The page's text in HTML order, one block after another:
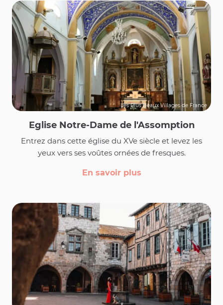
Les Plus Beaux Villages de France
Eglise Notre-Dame de l'Assomption
Entrez dans cette église du XVe siècle et levez les
yeux vers ses voûtes ornées de fresques.
En savoir plus